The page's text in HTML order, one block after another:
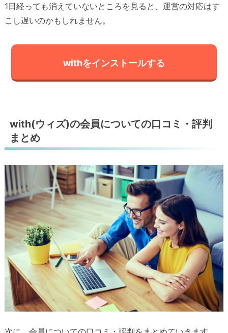
1日経っても消えていないところを見ると、運営の対応はす
こし遅いのかもしれません。
withをインストールする
with(ウィズ)の会員についての口コミ・評判
まとめ